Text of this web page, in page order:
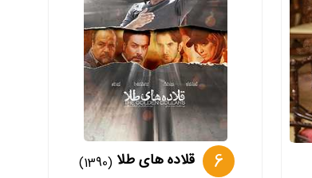
6 قلاده های طلا (1390)